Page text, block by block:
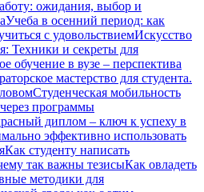
ожидания, выбор и
Учеба в осенний период: как
с удовольствиемИскусство
Техники и секреты для
обучение в вузе – перспектива
мастерство для студента.
Студенческая мобильность
программы
диплом – ключ к успеху в
эффективно использовать
Как студенту написать
так важны тезисыКак овладеть
методики для